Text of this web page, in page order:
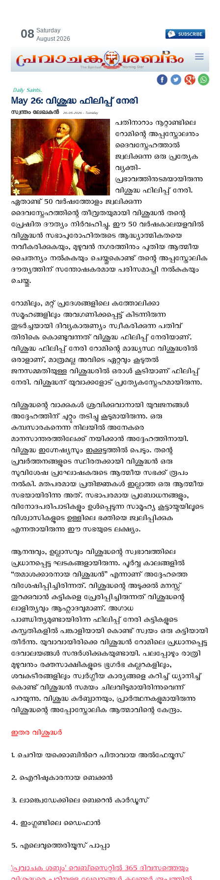
08 Saturday
August 2026
Daily Saints.
May 26: വിശുദ്ധ ഫിലിപ്പ് നേരി
സ്വന്തം ലേഖകന്‍ 26-05-2026 - Tuesday
പതിനാറാം നൂറ്റാണ്ടിലെ
റോമിന്റെ അപ്പസ്തോലനും
ദൈവസ്നേഹത്താല്‍
ജ്വലിക്കുന്ന ഒരു പ്രത്യേക
വ്യക്തി-
പ്രഭാവത്തിനുടമയായിരുന്നു
വിശുദ്ധ ഫിലിപ്പ് നേരി.
ഏതാണ്ട് 50 വര്‍ഷത്തോളം ജ്വലിക്കുന്ന
ദൈവസ്നേഹത്തിന്റെ തീവ്രതയുമായി വിശുദ്ധന്‍ തന്റെ
പ്രേഷിത ദൗത്യം നിര്‍വഹിച്ചു. ഈ 50 വര്‍ഷകാലയളവില്‍
വിശുദ്ധന്‍ സഭാപുരോഹിതരുടെ ആദ്ധ്യാത്മികതയെ
നവീകരിക്കുകയും, മുഴുവന്‍ നഗരത്തിനും പുതിയ ആത്മീയ
ചൈതന്യം നല്‍കുകയും ചെയ്തുകൊണ്ട് തന്റെ അപ്പസ്തോലിക
ദൗത്യത്തിന് സന്തോഷകരമായ പരിസമാപ്തി നല്‍കുകയും
ചെയ്തു.
റോമിലും, മറ്റ് പ്രദേശങ്ങളിലെ കത്തോലിക്കാ
സമൂഹങ്ങളിലും അവഗണിക്കപ്പെട്ട് കിടന്നിരുന്ന
തുടര്‍ച്ചയായി ദിവ്യകാരുണ്യം സ്വീകരിക്കുന്ന പതിവ്
തിരികെ കൊണ്ടുവന്നത് വിശുദ്ധ ഫിലിപ്പ് നേരിയാണ്.
വിശുദ്ധ ഫിലിപ്പ് നേരി റോമിന്റെ മാദ്ധ്യസ്ഥ വിശുദ്ധരില്‍
ഒരാളാണ്, മാത്രമല്ല അവിടെ ഏറ്റവും കൂടുതല്‍
ജനസമ്മതിയുള്ള വിശുദ്ധരില്‍ ഒരാള്‍ കൂടിയാണ് ഫിലിപ്പ്
നേരി. വിശുദ്ധന് യുവാക്കളോട് പ്രത്യേകസ്നേഹമായിരുന്നു.
വിശുദ്ധന്റെ വാക്കുകള്‍ ശ്രവിക്കുവാനായി യുവജനങ്ങള്‍
അദ്ദേഹത്തിന് ചുറ്റും തടിച്ചു കൂടുമായിരുന്നു. ഒരു
കുമ്പസാരകനെന്ന നിലയില്‍ അനേകരെ
മാനസാന്തരത്തിലേക്ക് നയിക്കാന്‍ അദ്ദേഹത്തിനായി.
വിശുദ്ധ ഇഗ്നേഷ്യസും ഇക്കൂട്ടത്തില്‍ പെടും. തന്റെ
പ്രവര്‍ത്തനങ്ങളുടെ സ്ഥിരതക്കായി വിശുദ്ധന്‍ ഒരു
സുവിശേഷ പ്രഘോഷകരുടെ ആത്മീയ സഭക്ക് രൂപം
നല്‍കി. മതപരമായ പ്രതിജ്ഞകള്‍ ഇല്ലാത്ത ഒരു ആത്മീയ
സഭയായിരിന്നു അത്. സഭാപരമായ പ്രബോധനങ്ങളും,
വിനോദപരിപാടികളും ഉള്‍പ്പെടുന്ന സാമൂഹ്യ കൂട്ടായ്മയിലൂടെ
വിശ്വാസികളുടെ ഉള്ളിലെ ഭക്തിയെ ജ്വലിപ്പിക്കുക
എന്നതായിരുന്നു ഈ സഭയുടെ ലക്ഷ്യം.
ആനന്ദവും, ഉല്ലാസവും വിശുദ്ധന്റെ സ്വഭാവത്തിലെ
പ്രധാനപ്പെട്ട ഘടകങ്ങളായിരുന്നു. പൂര്‍വ്വ കാലങ്ങളില്‍
“തമാശക്കാരനായ വിശുദ്ധന്‍” എന്നാണ് അദ്ദേഹത്തെ
വിശേഷിപ്പിച്ചിരിന്നത്. വിശുദ്ധന്റെ അടുക്കല്‍ മനസ്സ്
തുറക്കുവാന്‍ കുട്ടികളെ പ്രേരിപ്പിച്ചിരുന്നത് വിശുദ്ധന്റെ
ലാളിത്യവും ആഹ്ലാദവുമാണ്. അഗാധ
പാണ്ഡിത്യമുണ്ടായിരിന്ന ഫിലിപ്പ് നേരി കുട്ടികളുടെ
കുസൃതികളില്‍ പങ്കാളിയായി കൊണ്ട് സ്വയം ഒരു കുട്ടിയായി
തീര്‍ന്നു. യുവാവായിരിക്കെ വിശുദ്ധന്‍ റോമിലെ പ്രധാനപ്പെട്ട
ദേവാലയങ്ങള്‍ സന്ദര്‍ശിക്കുകയുണ്ടായി. പലപ്പോഴും രാത്രി
മുഴുവനും രക്തസാക്ഷികളുടെ ഭൂഗര്‍ഭ കല്ലറകളിലും,
ശവകുടീരങ്ങളിലും സ്വര്‍ഗ്ഗീയ കാര്യങ്ങളെ കുറിച്ച് ധ്യാനിച്ച്‌
കൊണ്ട് വിശുദ്ധന്‍ സമയം ചിലവിടുമായിരിന്നുവെന്ന്
പറയുന്നു. വിശുദ്ധ കുര്‍ബ്ബാനയും, പ്രാര്‍ത്ഥനകളുമായിരുന്നു
വിശുദ്ധന്റെ അപ്പോസ്തോലിക ആത്മാവിന്റെ കേന്ദ്രം.
ഇതര വിശുദ്ധര്‍
1. ചെറിയ യക്കൊബിന്‍റെ പിതാവായ അല്‍ഫേയൂസ്
2. ഐറിഷുകാരനായ ബെക്കന്‍
3. ലാങ്ക്വെഡേക്കിലെ ബെറെന്‍ കാര്‍ഡൂസ്
4. ഇംഗ്ലണ്ടിലെ ഡൈഫാന്‍
5. എലെവുത്തെരിയൂസ് പാപ്പാ
'പ്രവാചക ശബ്ദം' വെബ്സൈറ്റില്‍ 365 ദിവസത്തെയും